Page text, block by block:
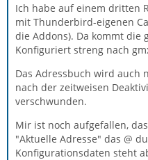
Ich habe auf einem dritten
mit Thunderbird-eigenen
die Addons). Da kommt die
Konfiguriert streng nach
Das Adressbuch wird auch
nach der zeitweisen
verschwunden.
Mir ist noch aufgefallen,
"Aktuelle Adresse" das @
Konfigurationsdaten steht